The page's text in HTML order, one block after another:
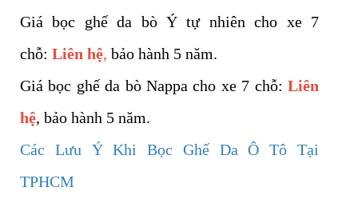
Giá bọc ghế da bò Ý tự nhiên cho xe 7
chỗ: Liên hệ, bảo hành 5 năm.
Giá bọc ghế da bò Nappa cho xe 7 chỗ: Liên
hệ, bảo hành 5 năm.
Các Lưu Ý Khi Bọc Ghế Da Ô Tô Tại
TPHCM